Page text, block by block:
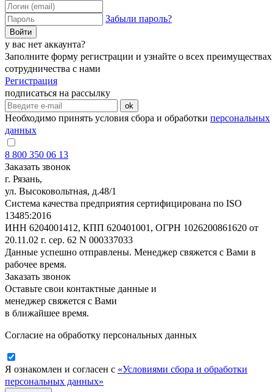
Забыли пароль?
Войти
у вас нет аккаунта?
Заполните форму регистрации и узнайте о всех преимуществах
сотрудничества с нами
Регистрация
подписаться на рассылку
ok
Необходимо принять условия сбора и обработки персональных
данных
8 800 350 06 13
Заказать звонок
г. Рязань,
ул. Высоковольтная, д.48/1
Система качества предприятия сертифицирована по ISO
13485:2016
ИНН 6204001412, КПП 620401001, ОГРН 1026200861620 от
20.11.02 г. сер. 62 N 000337033
Данные успешно отправлены. Менеджер свяжется с Вами в
рабочее время.
Заказать звонок
Оставьте свои контактные данные и
менеджер свяжется с Вами
в ближайшее время.
Согласие на обработку персональных данных
Я ознакомлен и согласен с «Условиями сбора и обработки
персональных данных»